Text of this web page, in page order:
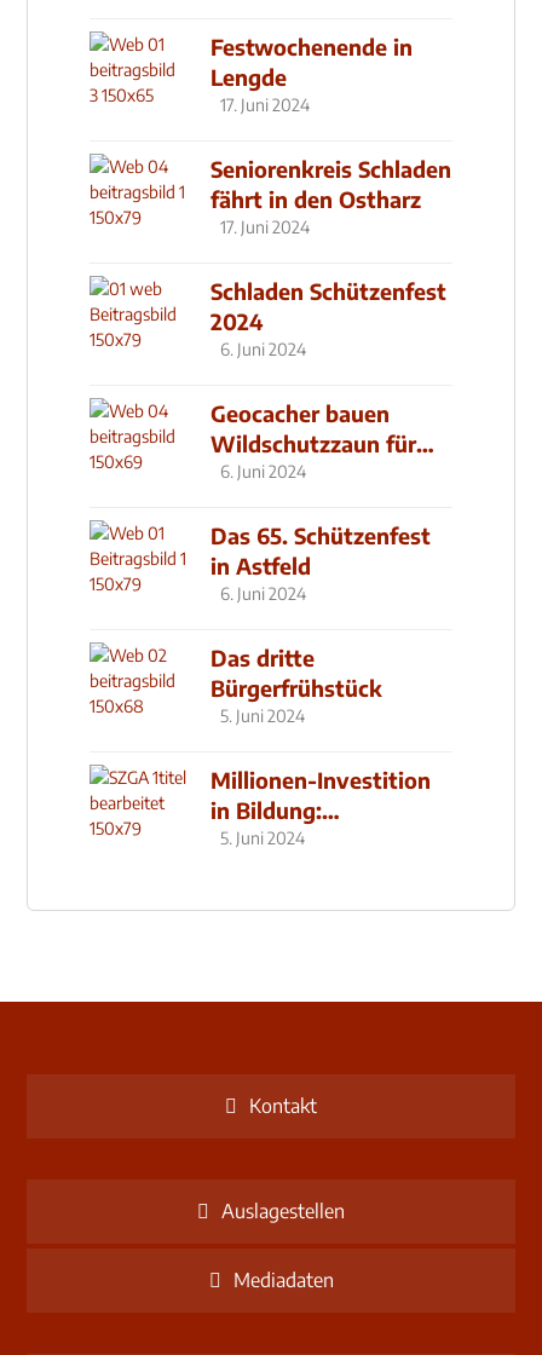
Festwochenende in
Lengde
17. Juni 2024
Seniorenkreis Schladen
fährt in den Ostharz
17. Juni 2024
Schladen Schützenfest
2024
6. Juni 2024
Geocacher bauen
Wildschutzzaun für
den MachMit! Wald
6. Juni 2024
Das 65. Schützenfest
in Astfeld
6. Juni 2024
Das dritte
Bürgerfrühstück
5. Juni 2024
Millionen-Investition
in Bildung:
Schulzentrum-Neubau
5. Juni 2024
Kontakt
Auslagestellen
Mediadaten